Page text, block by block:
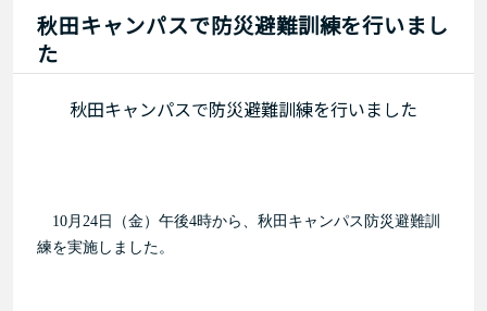
秋田キャンパスで防災避難訓練を行いまし
た
秋田キャンパスで防災避難訓練を行いました
10月24日（金）午後4時から、秋田キャンパス防災避難訓
練を実施しました。